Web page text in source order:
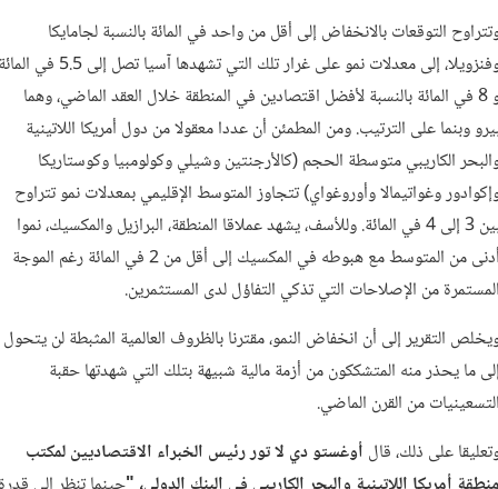
التوقعات بالانخفاض إلى أقل من واحد في المائة بالنسبة لجامايكا
وفنزويلا، إلى معدلات نمو على غرار تلك التي تشهدها آسيا تصل إلى 5.5
و 8 في المائة بالنسبة لأفضل اقتصادين في المنطقة خلال العقد الماضي، وهما
وبنما على الترتيب. ومن المطمئن أن عددا معقولا من دول أمريكا اللاتينية
الكاريبي متوسطة الحجم (كالأرجنتين وشيلي وكولومبيا وكوستاريكا
وغواتيمالا وأوروغواي) تتجاوز المتوسط الإقليمي بمعدلات نمو تتراوح
بين 3 إلى 4 في المائة. وللأسف، يشهد عملاقا المنطقة، البرازيل والمكسيك، نموا
أدنى من المتوسط مع هبوطه في المكسيك إلى أقل من 2 في المائة رغم الموجة
من الإصلاحات التي تذكي التفاؤل لدى المستثمرين.
التقرير إلى أن انخفاض النمو، مقترنا بالظروف العالمية المثبطة لن يتحول
ما يحذر منه المتشككون من أزمة مالية شبيهة بتلك التي شهدتها حقبة
من القرن الماضي.
على ذلك، قال أوغستودي لاتوررئيس الخبراء الاقتصاديينلمكتب